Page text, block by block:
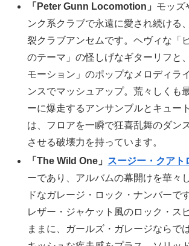
「Peter Gunn Locomotion」 モッズ
ンク系クラブで永遠に愛され続ける
裂クラブアンセムです。ヘヴィな「
のテーマ」の怪しげなギターリフと
モーション」のポップなメロディラ
ンスでマッシュアップ。荒々しくも
ーに爆走するアンサンブルとキュー
は、フロアを一瞬で狂喜乱舞のダン
させる破壊力を持っています。
「The Wild One」
スージー・クアト
ーであり、アルバムの幕開けを華々
ドなガレージ・ロック・ナンバーで
レザー・ジャケット風のロック・ス
ままに、ガールズ・ガレージならで